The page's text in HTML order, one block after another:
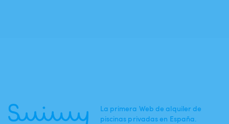
La primera Web de alquiler de
piscinas privadas en España.